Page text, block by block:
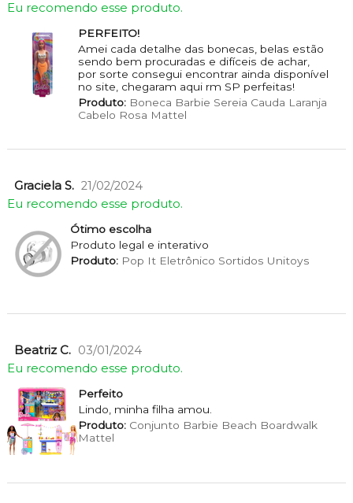
Eu recomendo esse produto.
PERFEITO!
Amei cada detalhe das bonecas, belas estão
sendo bem procuradas e difíceis de achar,
por sorte consegui encontrar ainda disponível
no site, chegaram aqui rm SP perfeitas!
Produto:Boneca Barbie Sereia Cauda Laranja
Cabelo Rosa Mattel
Graciela S. 21/02/2024
Eu recomendo esse produto.
Ótimo escolha
Produto legal e interativo
Produto:Pop It Eletrônico Sortidos Unitoys
Beatriz C. 03/01/2024
Eu recomendo esse produto.
Perfeito
Lindo, minha filha amou.
Produto:Conjunto Barbie Beach Boardwalk
Mattel